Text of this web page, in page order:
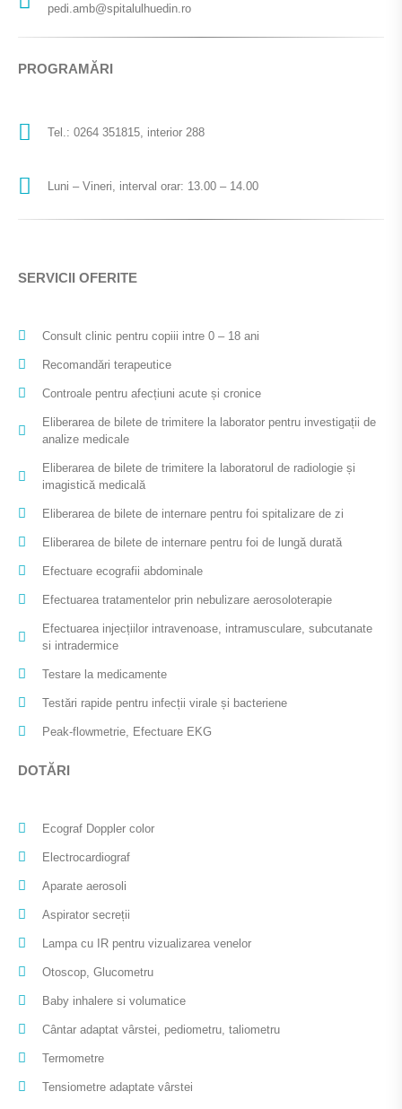
pedi.amb@spitalulhuedin.ro
PROGRAMĂRI
Tel.: 0264 351815, interior 288
Luni – Vineri, interval orar: 13.00 – 14.00
SERVICII OFERITE
Consult clinic pentru copiii intre 0 – 18 ani
Recomandări terapeutice
Controale pentru afecțiuni acute și cronice
Eliberarea de bilete de trimitere la laborator pentru investigații de
analize medicale
Eliberarea de bilete de trimitere la laboratorul de radiologie și
imagistică medicală
Eliberarea de bilete de internare pentru foi spitalizare de zi
Eliberarea de bilete de internare pentru foi de lungă durată
Efectuare ecografii abdominale
Efectuarea tratamentelor prin nebulizare aerosoloterapie
Efectuarea injecțiilor intravenoase, intramusculare, subcutanate
si intradermice
Testare la medicamente
Testări rapide pentru infecții virale și bacteriene
Peak-flowmetrie, Efectuare EKG
DOTĂRI
Ecograf Doppler color
Electrocardiograf
Aparate aerosoli
Aspirator secreții
Lampa cu IR pentru vizualizarea venelor
Otoscop, Glucometru
Baby inhalere si volumatice
Cântar adaptat vârstei, pediometru, taliometru
Termometre
Tensiometre adaptate vârstei